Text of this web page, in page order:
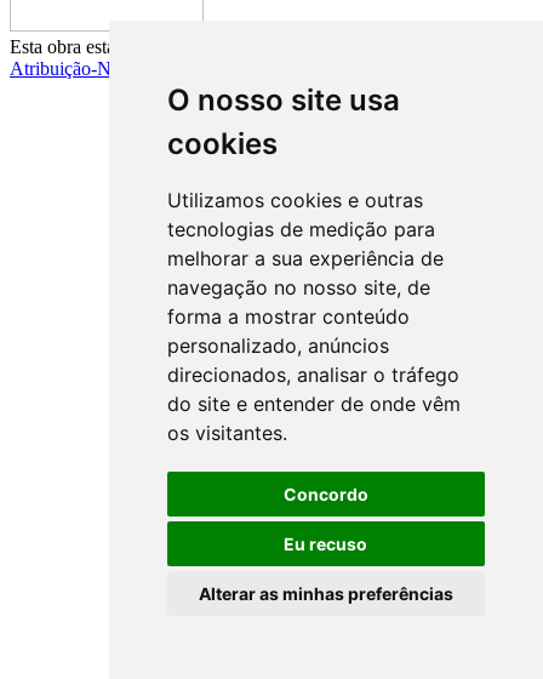
O nosso site usa
cookies
Utilizamos cookies e outras
tecnologias de medição para
melhorar a sua experiência de
navegação no nosso site, de
forma a mostrar conteúdo
personalizado, anúncios
direcionados, analisar o tráfego
do site e entender de onde vêm
os visitantes.
Concordo
Eu recuso
Alterar as minhas preferências
Esta obra está licenciada pelas regras da
Atribuição-NãoComercial-CompartilhaIgual 4.0 Internacional.